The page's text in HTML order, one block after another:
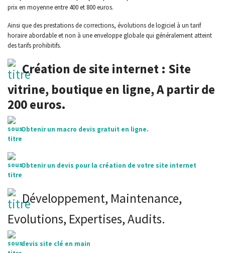
prix en moyenne entre 400 et 800 euros.
Ainsi que des prestations de corrections, évolutions de logiciel à un tarif
horaire abordable et non à une enveloppe globale qui généralement atteint
des tarifs prohibitifs.
Création de site internet : Site
vitrine, boutique en ligne, A partir de
200 euros.
Obtenir un macro devis gratuit en ligne.
Obtenir un devis pour la création de votre site internet
Développement, Maintenance,
Evolutions, Expertises, Audits.
devis site clé en main